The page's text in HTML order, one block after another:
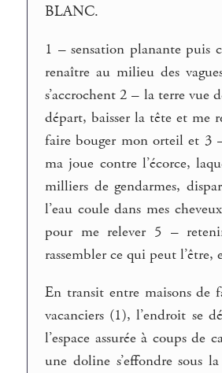
BLANC.
1 – sensation planante puis
renaître au milieu des
s’accrochent 2 – la terre
départ, baisser la tête et me
faire bouger mon orteil et 3
ma joue contre l’écorce,
milliers de gendarmes,
l’eau coule dans mes
pour me relever 5 – retenir
rassembler ce qui peut
En transit entre maisons de
vacanciers (1), l’endroit se
l’espace assurée à coups de
une doline s’effondre sous